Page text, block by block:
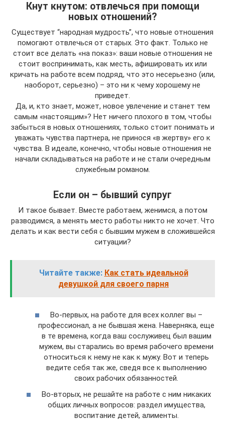
Кнут кнутом: отвлечься при помощи
новых отношений?
Существует “народная мудрость”, что новые отношения
помогают отвлечься от старых. Это факт. Только не
стоит все делать «на показ»: ваши новые отношения не
стоит воспринимать, как месть, афишировать их или
кричать на работе всем подряд, что это несерьезно (или,
наоборот, серьезно) – это ни к чему хорошему не
приведет.
Да, и, кто знает, может, новое увлечение и станет тем
самым «настоящим»? Нет ничего плохого в том, чтобы
забыться в новых отношениях, только стоит понимать и
уважать чувства партнера, не принося «в жертву» его к
чувства. В идеале, конечно, чтобы новые отношения не
начали складываться на работе и не стали очередным
служебным романом.
Если он – бывший супруг
И такое бывает. Вместе работаем, женимся, а потом
разводимся, а менять место работы никто не хочет. Что
делать и как вести себя с бывшим мужем в сложившейся
ситуации?
Читайте также: Как стать идеальной
девушкой для своего парня
Во-первых, на работе для всех коллег вы –
профессионал, а не бывшая жена. Наверняка, еще
в те времена, когда ваш сослуживец был вашим
мужем, вы старались во время рабочего времени
относиться к нему не как к мужу. Вот и теперь
ведите себя так же, сведя все к выполнению
своих рабочих обязанностей.
Во-вторых, не решайте на работе с ним никаких
общих личных вопросов: раздел имущества,
воспитание детей, алименты.